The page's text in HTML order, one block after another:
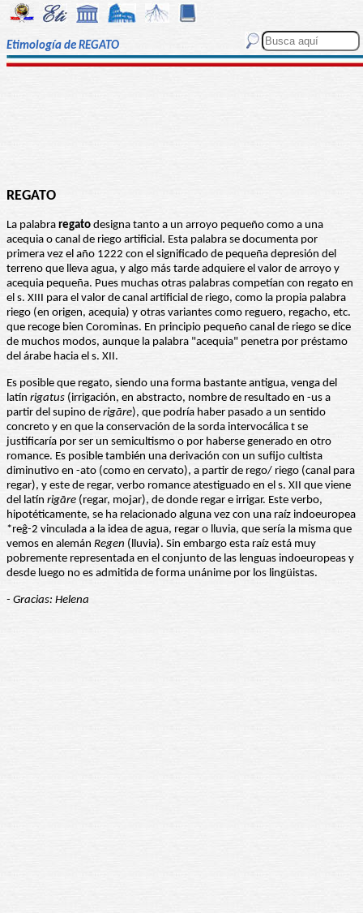
Etimología de REGATO
REGATO
La palabra regato designa tanto a un arroyo pequeño como a una
acequia o canal de riego artificial. Esta palabra se documenta por
primera vez el año 1222 con el significado de pequeña depresión del
terreno que lleva agua, y algo más tarde adquiere el valor de arroyo y
acequia pequeña. Pues muchas otras palabras competían con regato en
el s. XIII para el valor de canal artificial de riego, como la propia palabra
riego (en origen, acequia) y otras variantes como reguero, regacho, etc.
que recoge bien Corominas. En principio pequeño canal de riego se dice
de muchos modos, aunque la palabra "acequia" penetra por préstamo
del árabe hacia el s. XII.
Es posible que regato, siendo una forma bastante antigua, venga del
latín rigatus (irrigación, en abstracto, nombre de resultado en -us a
partir del supino de rigāre), que podría haber pasado a un sentido
concreto y en que la conservación de la sorda intervocálica t se
justificaría por ser un semicultismo o por haberse generado en otro
romance. Es posible también una derivación con un sufijo cultista
diminutivo en -ato (como en cervato), a partir de rego/ riego (canal para
regar), y este de regar, verbo romance atestiguado en el s. XII que viene
del latín rigāre (regar, mojar), de donde regar e irrigar. Este verbo,
hipotéticamente, se ha relacionado alguna vez con una raíz indoeuropea
*reĝ-2 vinculada a la idea de agua, regar o lluvia, que sería la misma que
vemos en alemán Regen (lluvia). Sin embargo esta raíz está muy
pobremente representada en el conjunto de las lenguas indoeuropeas y
desde luego no es admitida de forma unánime por los lingüistas.
- Gracias: Helena